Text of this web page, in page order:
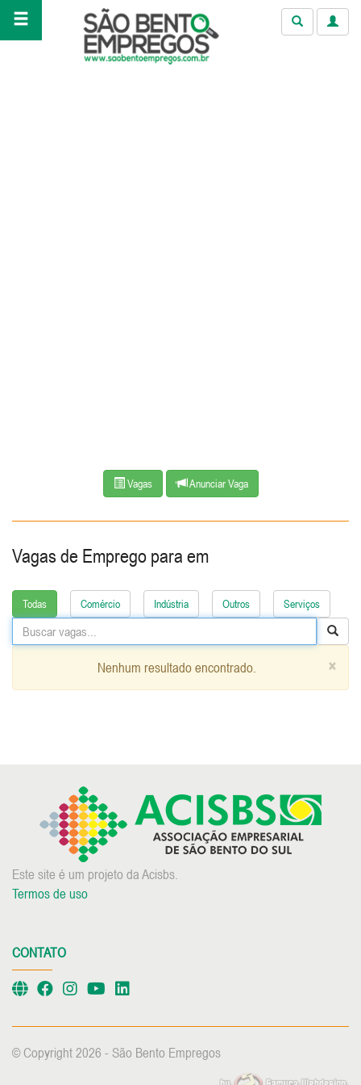
Vagas Anunciar Vaga
Vagas de Emprego para em
Todas Comércio Indústria Outros Serviços
×
Nenhum resultado encontrado.
Este site é um projeto da Acisbs.
Termos de uso
CONTATO
© Copyright 2026 - São Bento Empregos